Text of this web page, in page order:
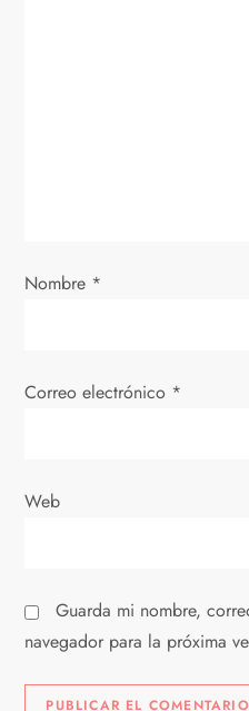
e
t
a
a
s
Nombre *
Correo electrónico *
Web
Guarda mi nombre,
navegador para la próxima